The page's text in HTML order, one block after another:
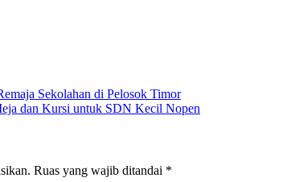
Sekolahan di Pelosok Timor
dan Kursi untuk SDN Kecil Nopen
Ruas yang wajib ditandai *